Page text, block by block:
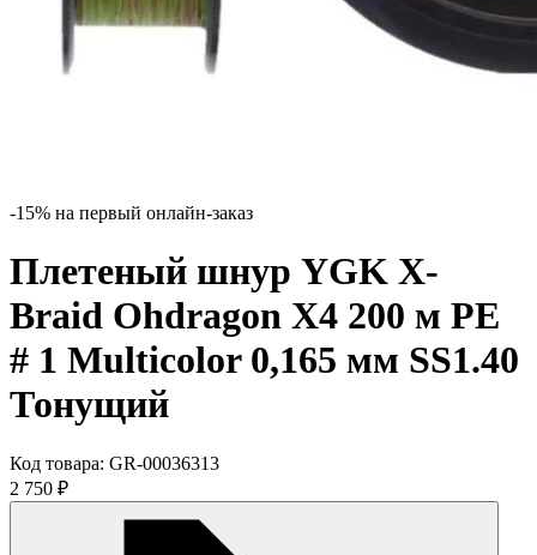
-15% на первый онлайн-заказ
Плетеный шнур YGK X-
Braid Ohdragon X4 200 м PE
# 1 Multicolor 0,165 мм SS1.40
Тонущий
Код товара: GR-00036313
2 750 ₽